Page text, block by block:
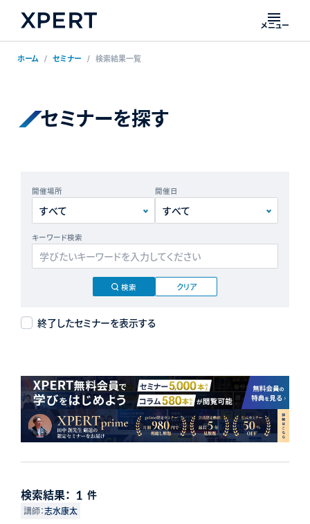
メニュー
ホーム セミナー 検索結果一覧
セミナーを探す
開催場所 開催日
キーワード検索
検索 クリア
終了したセミナーを表示する
検索結果： 1 件
講師：志水康太